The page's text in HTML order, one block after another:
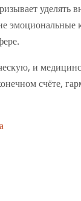
эмоциональные
и
счёте,